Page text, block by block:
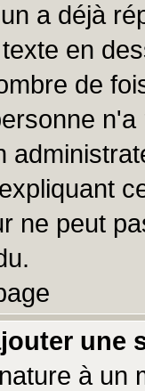
a déjà
en
de
ne peut
une
à un